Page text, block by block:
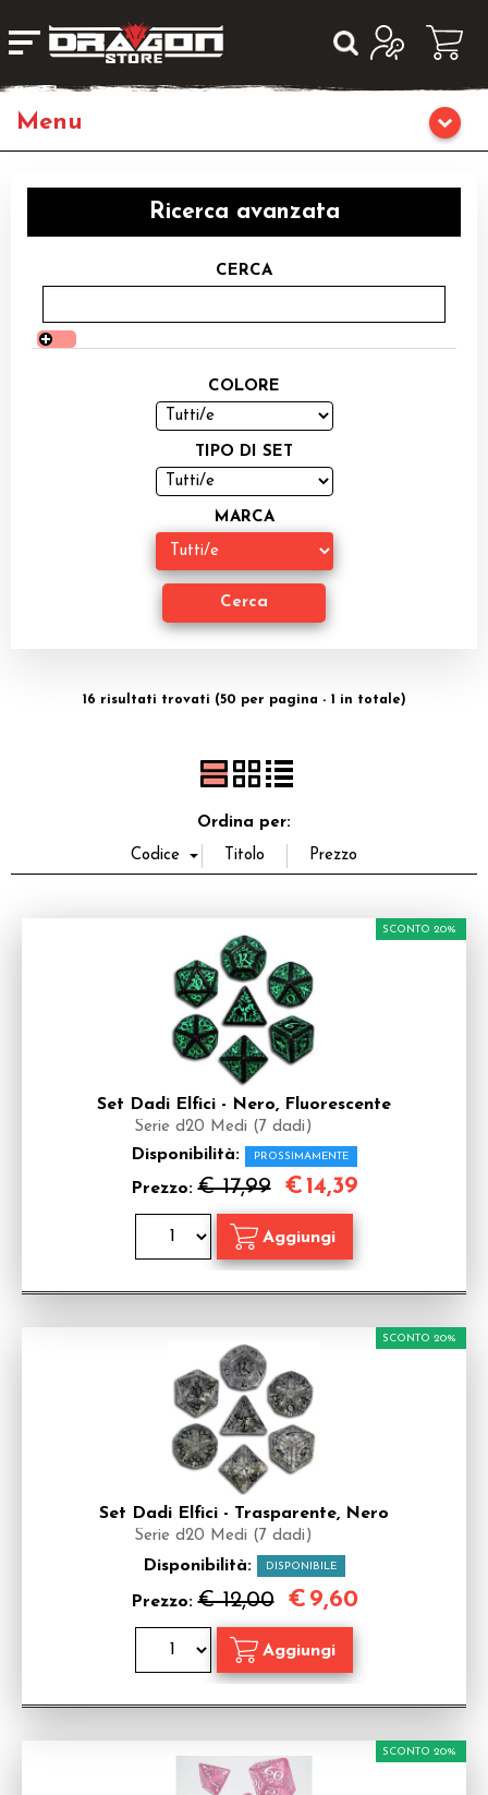
Giochi da Tavolo
Giochi di Ruolo
Librigame
Fumetti & Romanzi
Giochi di Carte Collezionabili
Giocattoli e Gadget
Ricerca avanzata
CERCA
COLORE
TIPO DI SET
MARCA
16 risultati trovati (50 per pagina - 1 in totale)
Ordina per:
Set Dadi Elfici - Nero, Fluorescente
Serie d20 Medi (7 dadi)
Disponibilità: PROSSIMAMENTE
Prezzo:€ 17,99
SCONTO 20%
€14,39
Set Dadi Elfici - Trasparente, Nero
Serie d20 Medi (7 dadi)
Disponibilità: DISPONIBILE
Prezzo:€ 12,00
SCONTO 20%
€ 9,60
SCONTO 20%